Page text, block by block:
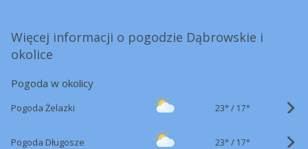
Więcej informacji o pogodzie Dąbrowskie i
okolice
Pogoda w okolicy
Pogoda Żelazki 23° / 17°
Pogoda Długosze 23° / 17°